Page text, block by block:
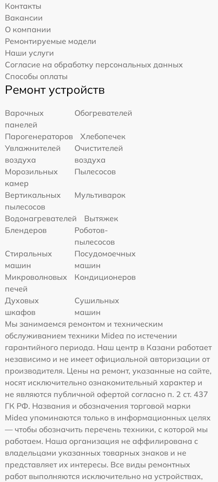
Контакты
Вакансии
О компании
Ремонтируемые модели
Наши услуги
Согласие на обработку персональных данных
Способы оплаты
Ремонт устройств
Варочных
панелей
Обогревателей
Парогенераторов
Хлебопечек
Увлажнителей
воздуха
Очистителей
воздуха
Морозильных
камер
Пылесосов
Вертикальных
пылесосов
Мультиварок
Водонагревателей
Вытяжек
Блендеров
Роботов-
пылесосов
Стиральных
машин
Посудомоечных
машин
Микроволновых
печей
Кондиционеров
Духовых
шкафов
Сушильных
машин
Мы занимаемся ремонтом и техническим
обслуживанием техники Midea по истечении
гарантийного периода. Наш центр в Казани работает
независимо и не имеет официальной авторизации от
производителя. Цены на ремонт, указанные на сайте,
носят исключительно ознакомительный характер и
не являются публичной офертой согласно п. 2 ст. 437
ГК РФ. Названия и обозначения торговой марки
Midea упоминаются только в информационных целях
— чтобы обозначить перечень техники, с которой мы
работаем. Наша организация не аффилирована с
владельцами указанных товарных знаков и не
представляет их интересы. Все виды ремонтных
работ выполняются исключительно на устройствах,